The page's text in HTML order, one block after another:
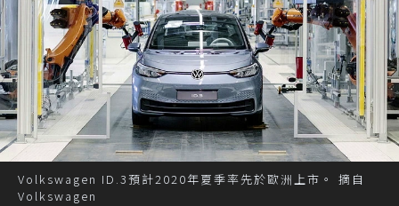
Volkswagen ID.3預計2020年夏季率先於歐洲上市。 摘自
Volkswagen